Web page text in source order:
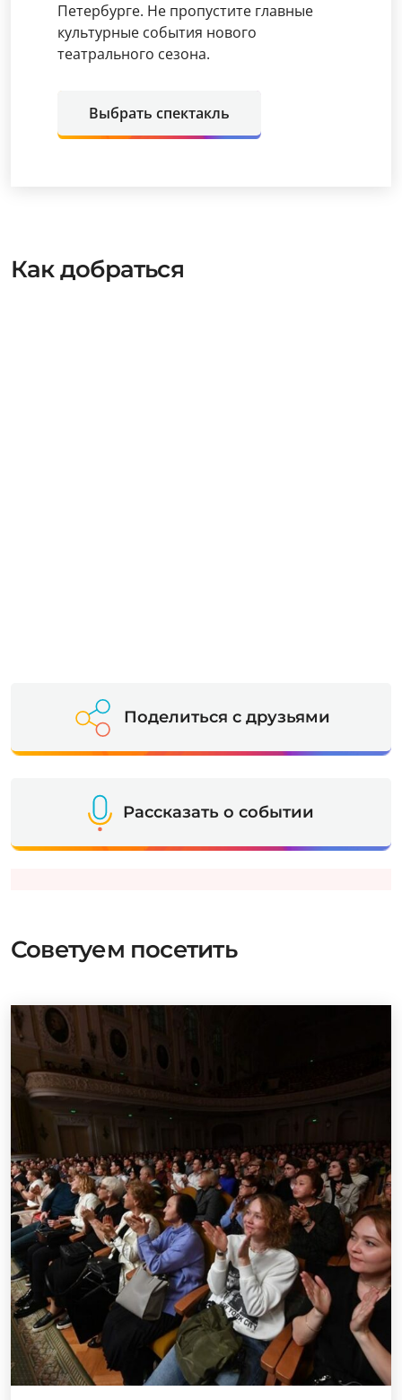
Петербурге. Не пропустите главные
культурные события нового
театрального сезона.
Выбрать спектакль
Как добраться
Поделиться с друзьями
Рассказать о событии
Советуем посетить